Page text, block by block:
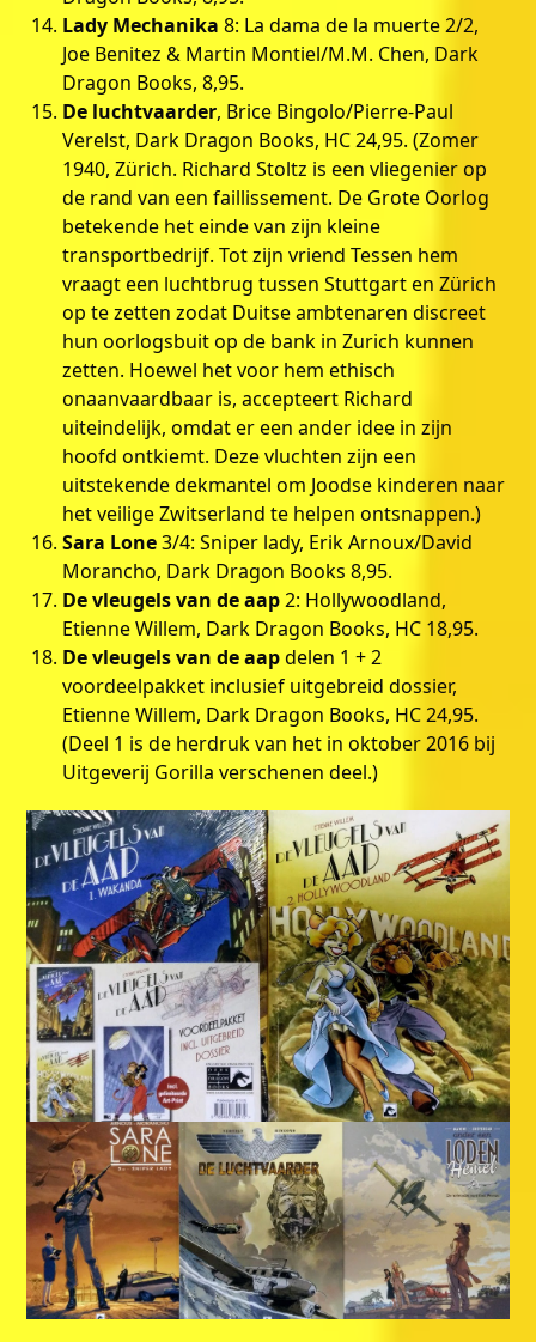
Lady Mechanika 8: La dama de la muerte 2/2,
Joe Benitez & Martin Montiel/M.M. Chen, Dark
Dragon Books, 8,95.
De luchtvaarder, Brice Bingolo/Pierre-Paul
Verelst, Dark Dragon Books, HC 24,95. (Zomer
1940, Zürich. Richard Stoltz is een vliegenier op
de rand van een faillissement. De Grote Oorlog
betekende het einde van zijn kleine
transportbedrijf. Tot zijn vriend Tessen hem
vraagt een luchtbrug tussen Stuttgart en Zürich
op te zetten zodat Duitse ambtenaren discreet
hun oorlogsbuit op de bank in Zurich kunnen
zetten. Hoewel het voor hem ethisch
onaanvaardbaar is, accepteert Richard
uiteindelijk, omdat er een ander idee in zijn
hoofd ontkiemt. Deze vluchten zijn een
uitstekende dekmantel om Joodse kinderen naar
het veilige Zwitserland te helpen ontsnappen.)
Sara Lone3/4: Sniper lady, Erik Arnoux/David
Morancho, Dark Dragon Books 8,95.
De vleugels van de aap2: Hollywoodland,
Etienne Willem, Dark Dragon Books, HC 18,95.
De vleugels van de aapdelen 1 + 2
voordeelpakket inclusief uitgebreid dossier,
Etienne Willem, Dark Dragon Books, HC 24,95.
(Deel 1 is de herdruk van het in oktober 2016 bij
Uitgeverij Gorilla verschenen deel.)